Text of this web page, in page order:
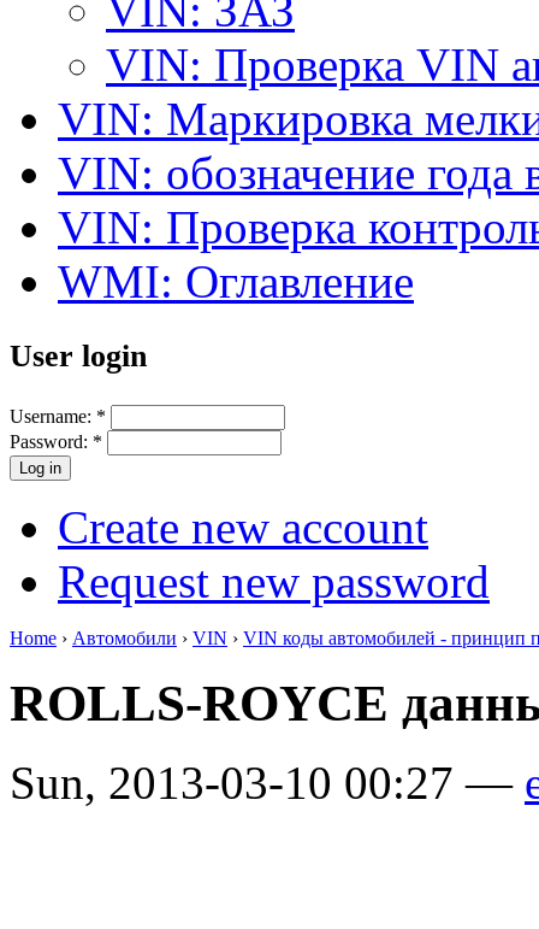
VIN: Проверка VIN
VIN: Маркировка
VIN: обозначение года
VIN: Проверка
WMI: Оглавление
User login
Username: *
Password: *
Create new account
Request new password
Home › Автомобили › VIN › VIN коды автомобилей - принцип
ROLLS-ROYCE
Sun, 2013-03-10 00:27 —